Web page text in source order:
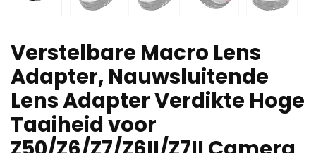
Verstelbare Macro Lens
Adapter, Nauwsluitende
Lens Adapter Verdikte Hoge
Taaiheid voor